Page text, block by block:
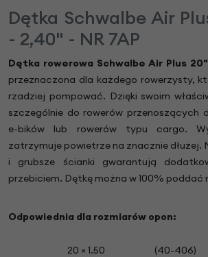
Dętka Schwalbe Air
- 2,40" - NR 7AP
Dętka rowerowa Schwalbe Air Plus 20"
przeznaczona dla każdego rowerzysty,
rzadziej pompować. Dzięki swoim
szczególnie do rowerów przenoszących
e-bików lub rowerów typu cargo.
zatrzymuje powietrze na znacznie dłużej.
i grubsze ścianki gwarantują
przebiciem. Dętkę można w 100% poddać
Odpowiednia dla rozmiarów opon:
20 × 1.50
(40-406)